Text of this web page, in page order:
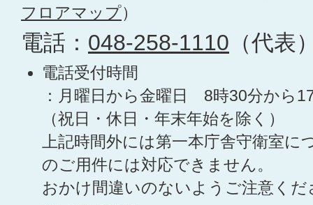
フロアマップ）
電話： 048-258-1110 （代表
電話受付時間
：月曜日から金曜日 8時30分から
（祝日・休日・年末年始を除く）
上記時間外には第一本庁舎守衛室に
のご用件には対応できません。
おかけ間違いのないようご注意くだ